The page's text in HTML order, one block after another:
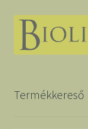
Termékkereső